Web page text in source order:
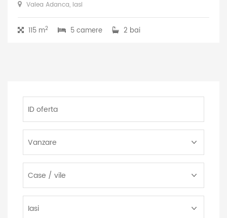
Valea Adanca, Iasi
115 m2 5 camere 2 bai
oferta
Tranzactie:
Proprietate: